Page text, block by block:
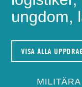
ungdom,
VISA ALLA